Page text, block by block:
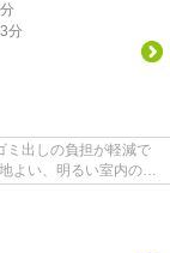
分
ミ出しの負担が軽減で
よい、明るい室内の物